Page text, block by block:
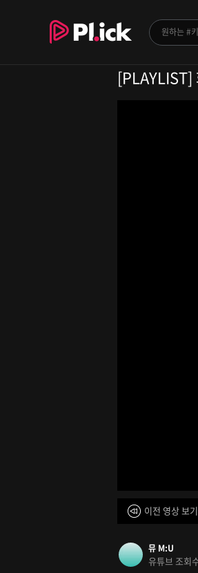
[PLAYLIST]
이전 영상 보기
뮤 M:U
유튜브 조회